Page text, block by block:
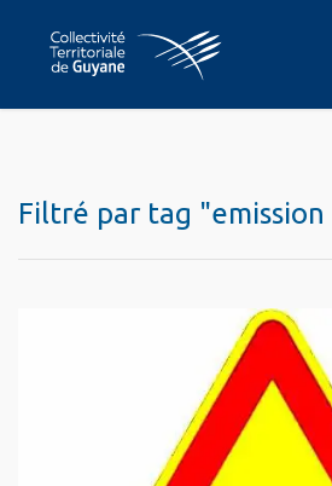
Filtré par tag "emission